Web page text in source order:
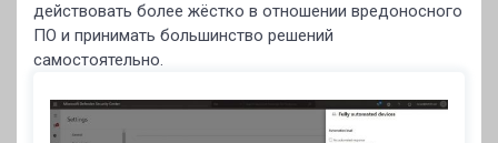
действовать более жёстко в отношении вредоносного
ПО и принимать большинство решений
самостоятельно.